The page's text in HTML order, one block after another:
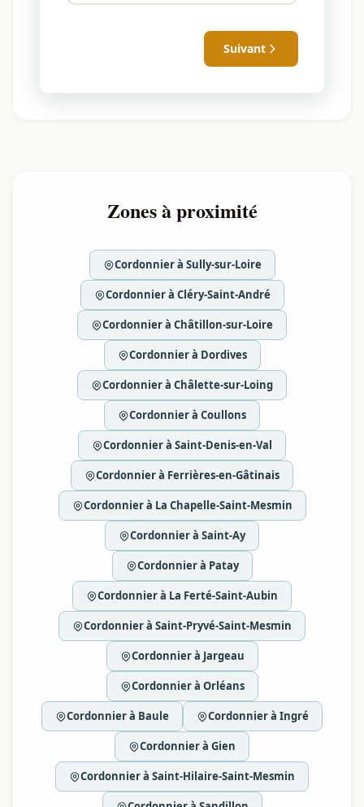
Suivant
Zones à proximité
Cordonnier à Sully-sur-Loire
Cordonnier à Cléry-Saint-André
Cordonnier à Châtillon-sur-Loire
Cordonnier à Dordives
Cordonnier à Châlette-sur-Loing
Cordonnier à Coullons
Cordonnier à Saint-Denis-en-Val
Cordonnier à Ferrières-en-Gâtinais
Cordonnier à La Chapelle-Saint-Mesmin
Cordonnier à Saint-Ay
Cordonnier à Patay
Cordonnier à La Ferté-Saint-Aubin
Cordonnier à Saint-Pryvé-Saint-Mesmin
Cordonnier à Jargeau
Cordonnier à Orléans
Cordonnier à Baule Cordonnier à Ingré
Cordonnier à Gien
Cordonnier à Saint-Hilaire-Saint-Mesmin